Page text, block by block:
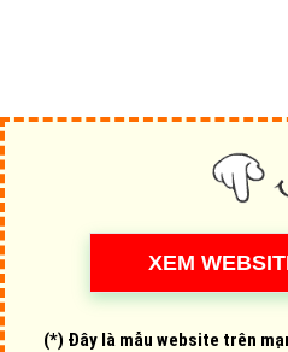
(*) Đây là mẫu website trên